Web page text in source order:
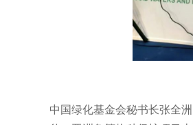
中国绿化基金会秘书长张全